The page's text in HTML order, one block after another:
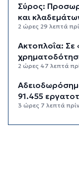
Σύρος:
και
2 ώρες 29 λεπτά
Aκτοπλοΐα: Σε
2 ώρες 47 λεπτά
91.455
3 ώρες 7 λεπτά πρίν
Το εξωτικό